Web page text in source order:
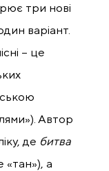
три нові
варіант.
– це
Автор
де битва
«тан»), а